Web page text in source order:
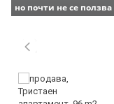
но почти не се ползва